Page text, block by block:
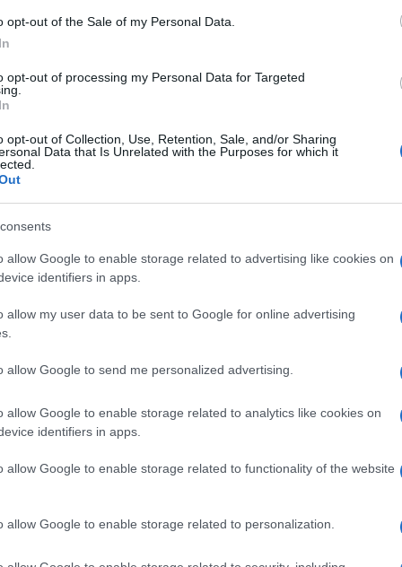
opt-out of the Sale of my Personal Data.
opt-out of processing my Personal Data for Targeted
opt-out of Collection, Use, Retention, Sale, and/or Sharing
Data that Is Unrelated with the Purposes for which it
allow Google to enable storage related to advertising like cookies on
identifiers in apps.
allow my user data to be sent to Google for online advertising
allow Google to send me personalized advertising.
allow Google to enable storage related to analytics like cookies on
identifiers in apps.
allow Google to enable storage related to functionality of the website
allow Google to enable storage related to personalization.
sul luogo di lavoro da parte
un modo questo per evitare anche i
mezzi pubblici. La novità emerge
sul sito del Ministero dell’Interno
scorse settimane erano state diverse le
in gran parte automobilisti, che
al lavoro, con il Viminale che di
quindi ‘una pezza’ alla questione.
che “nel caso in cui non si disponga di un
la patente di guida o non si sia
accompagnare da un parente o una
la propria abitazione, anche tenuto conto
più possibile l’utilizzo di mezzi pubblici e
previsto per l’utilizzo dei mezzi privati. Nel
lo spostamento dell’accompagnatore è
che all’interno del veicolo si può
minima di un metro e con